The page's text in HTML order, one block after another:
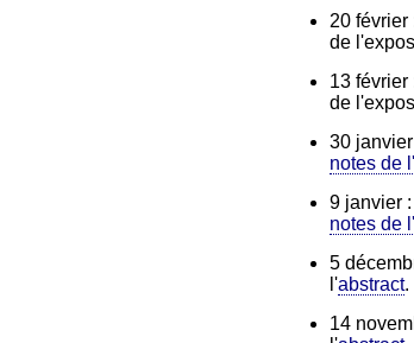
20 février
de
13 février
de
30 janvier
notes de
9 janvier :
notes de
5
l'abstract.
14